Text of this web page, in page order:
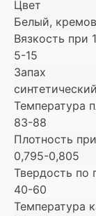
Цвет
Белый,
Вязкость
5-15
Запах
синтетический
Температура
83-88
Плотность
0,795-0,805
Твердость по
40-60
Температура